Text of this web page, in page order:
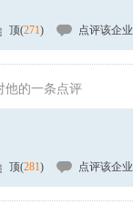
顶(271) 点评该企业
他的一条点评
顶(281) 点评该企业